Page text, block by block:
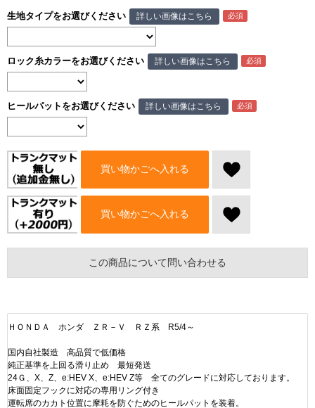
生地タイプをお選びください 詳しい画像はこちら
ロック糸カラーをお選びください 詳しい画像はこちら
ヒールパットをお選びください 詳しい画像はこちら
買い物かごへ入れる
買い物かごへ入れる
この商品について問い合わせる
ＨＯＮＤＡ ホンダ ＺＲ－Ｖ ＲＺ系 R5/4～
国内自社製造 高品質で低価格
純正基準を上回る滑り止め 最短発送
24Ｇ、X、Z、e:HEV X、e:HEV Z等 全てのグレードに対応しております。
床面固定フックに対応の専用リング付き
運転席のカカト位置に摩耗を防ぐためのヒールパットを装着。